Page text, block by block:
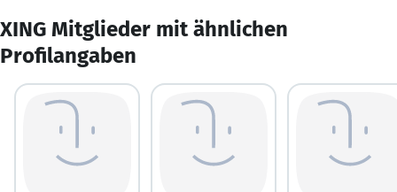
XING Mitglieder mit ähnlichen
Profilangaben